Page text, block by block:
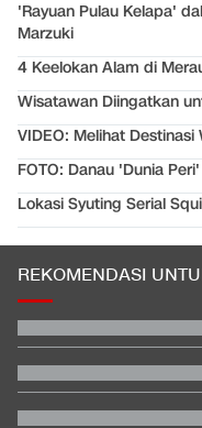
'Rayuan Pulau Kelapa'
Marzuki
4 Keelokan Alam di
Wisatawan Diingatkan
VIDEO: Melihat
FOTO: Danau 'Dunia
Lokasi Syuting Serial
REKOMENDASI